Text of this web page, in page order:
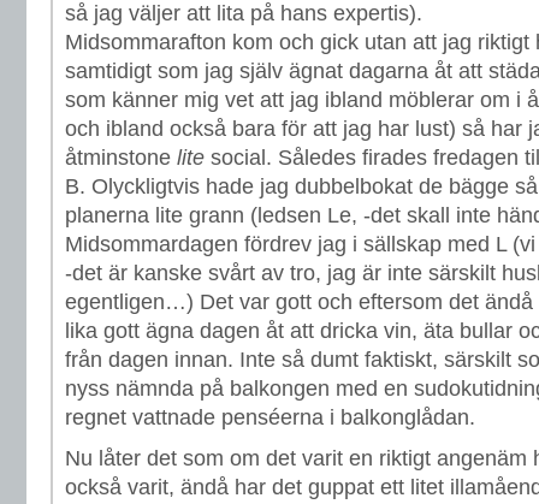
så jag väljer att lita på hans expertis).
Midsommarafton kom och gick utan att jag riktigt
samtidigt som jag själv ägnat dagarna åt att
som känner mig vet att jag ibland möblerar om i
och ibland också bara för att jag har lust) så har
åtminstone lite social. Således firades fredagen
B. Olyckligtvis hade jag dubbelbokat de bägge
planerna lite grann (ledsen Le, -det skall inte
Midsommardagen fördrev jag i sällskap med L
-det är kanske svårt av tro, jag är inte särskilt
egentligen…) Det var gott och eftersom det ändå
lika gott ägna dagen åt att dricka vin, äta bullar
från dagen innan. Inte så dumt faktiskt, särskilt
nyss nämnda på balkongen med en
regnet vattnade penséerna i balkonglådan.
Nu låter det som om det varit en riktigt angenäm
också varit, ändå har det guppat ett litet